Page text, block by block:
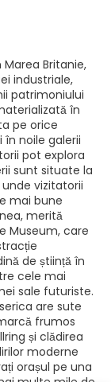
Britanie,
industriale,
patrimoniului
în
pe orice
în noile galerii
pot explora
sunt situate la
vizitatorii
mai bune
merită
Museum, care
de știință în
cele mai
sale futuriste.
are sute
frumos
și clădirea
moderne
orașul pe una